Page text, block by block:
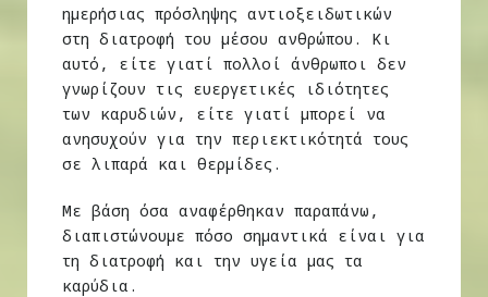
ημερήσιας πρόσληψης αντιοξειδωτικών
στη διατροφή του μέσου ανθρώπου. Κι
αυτό, είτε γιατί πολλοί άνθρωποι δεν
γνωρίζουν τις ευεργετικές ιδιότητες
των καρυδιών, είτε γιατί μπορεί να
ανησυχούν για την περιεκτικότητά τους
σε λιπαρά και θερμίδες.
Με βάση όσα αναφέρθηκαν παραπάνω,
διαπιστώνουμε πόσο σημαντικά είναι για
τη διατροφή και την υγεία μας τα
καρύδια.